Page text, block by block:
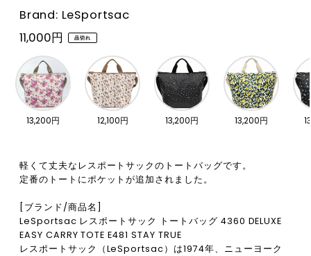
Brand: LeSportsac
11,000円 品切れ
13,200円 12,100円 13,200円 13,200円
軽くて丈夫なレスポートサックのトートバッグです。
定番のトートにポケットが追加されました。
[ブランド/商品名]
LeSportsac レスポートサック トートバッグ 4360 DELUXE
EASY CARRY TOTE E481 STAY TRUE
レスポートサック（LeSportsac）は1974年、ニューヨーク